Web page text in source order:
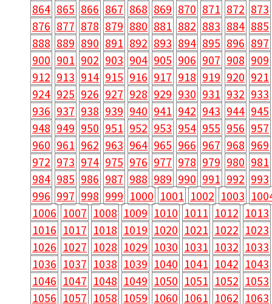
864 865 866 867 868 869 870 871 872 873
876 877 878 879 880 881 882 883 884 885
888 889 890 891 892 893 894 895 896 897
900 901 902 903 904 905 906 907 908 909
912 913 914 915 916 917 918 919 920 921
924 925 926 927 928 929 930 931 932 933
936 937 938 939 940 941 942 943 944 945
948 949 950 951 952 953 954 955 956 957
960 961 962 963 964 965 966 967 968 969
972 973 974 975 976 977 978 979 980 981
984 985 986 987 988 989 990 991 992 993
996 997 998 999 1000 1001 1002 1003
1006 1007 1008 1009 1010 1011 1012 1013
1016 1017 1018 1019 1020 1021 1022 1023
1026 1027 1028 1029 1030 1031 1032 1033
1036 1037 1038 1039 1040 1041 1042 1043
1046 1047 1048 1049 1050 1051 1052 1053
1056 1057 1058 1059 1060 1061 1062 1063